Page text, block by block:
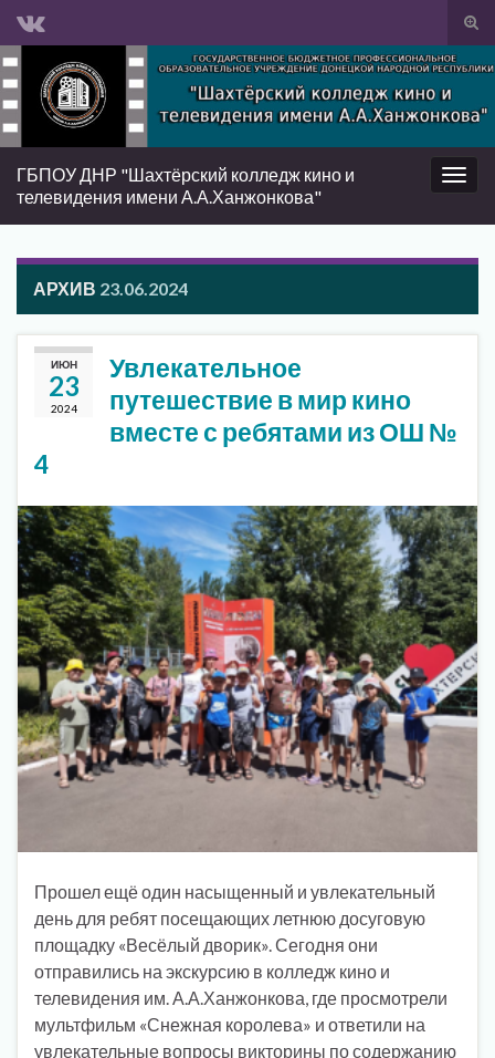
Вкл/
Search for:
Вкл/
ГБПОУ ДНР "Шахтёрский колледж кино и
телевидения имени А.А.Ханжонкова"
АРХИВ 23.06.2024
ИЮН
23
2024
Увлекательное
путешествие в мир кино
вместе с ребятами из ОШ №
4
Прошел ещё один насыщенный и увлекательный
день для ребят посещающих летнюю досуговую
площадку «Весёлый дворик». Сегодня они
отправились на экскурсию в колледж кино и
телевидения им. А.А.Ханжонкова, где просмотрели
мультфильм «Снежная королева» и ответили на
увлекательные вопросы викторины по содержанию